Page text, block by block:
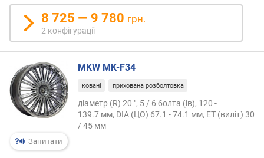
8 725 — 9 780 грн.
2 конфігурації
Запитати
MKW MK-F34
ковані прихована розболтовка
діаметр (R) 20 ", 5 / 6 болта (ів), 120 -
139.7 мм, DIA (ЦО) 67.1 - 74.1 мм, ET (виліт) 30
/ 45 мм